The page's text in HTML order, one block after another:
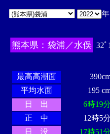
年
熊本県：袋浦／水俣 32ﾟ
最高高潮面
平均水面
195
日 出
6時19分
正 中
12時5分
日 没
17時51分